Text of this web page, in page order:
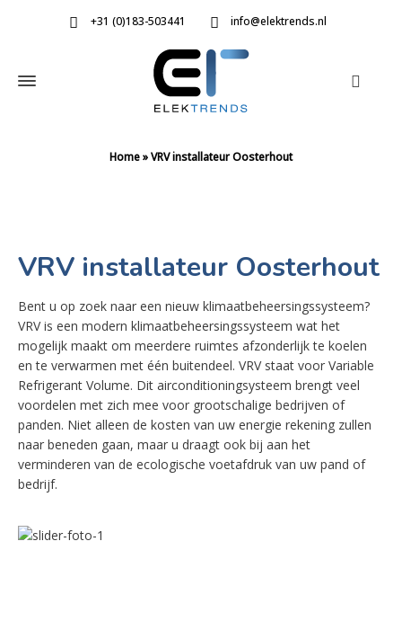
+31 (0)183-503441 info@elektrends.nl
Home»VRV installateur Oosterhout
VRV installateur Oosterhout
Bent u op zoek naar een nieuw klimaatbeheersingssysteem?
VRV is een modern klimaatbeheersingssysteem wat het
mogelijk maakt om meerdere ruimtes afzonderlijk te koelen
en te verwarmen met één buitendeel. VRV staat voor Variable
Refrigerant Volume. Dit airconditioningsysteem brengt veel
voordelen met zich mee voor grootschalige bedrijven of
panden. Niet alleen de kosten van uw energie rekening zullen
naar beneden gaan, maar u draagt ook bij aan het
verminderen van de ecologische voetafdruk van uw pand of
bedrijf.